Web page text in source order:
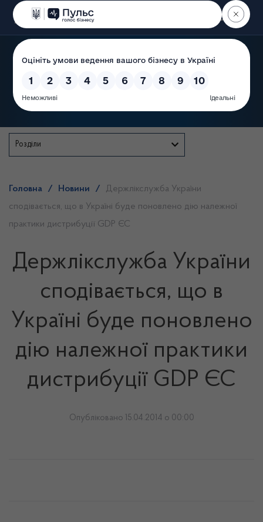
Пошук
Розділи
Головна / Новини /
Держлікслужба України
сподівається, що в Україні буде поновлено дію належної
практики дистрибуції GDP ЄС
Держлікслужба України
сподівається, що в
Україні буде поновлено
дію належної практики
дистрибуції GDP ЄС
Опубліковано 15.04.2014 о 00:00